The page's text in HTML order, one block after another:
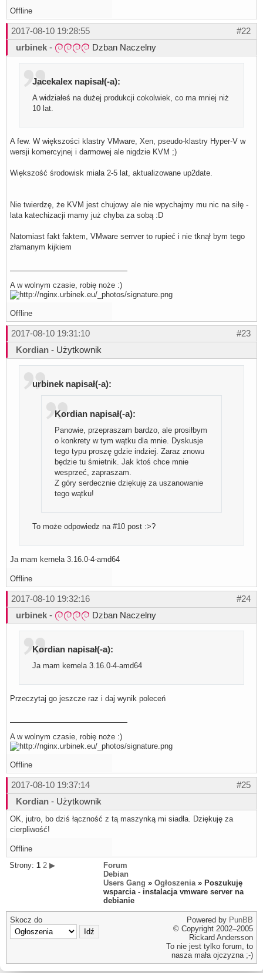
Offline
#22
2017-08-10 19:28:55
urbinek - Dzban Naczelny
Jacekalex napisał(-a):
A widziałeś na dużej produkcji cokolwiek, co ma mniej niż
10 lat.
A few. W większości klastry VMware, Xen, pseudo-klastry Hyper-V w
wersji komercyjnej i darmowej ale nigdzie KVM ;)
Większość środowisk miała 2-5 lat, aktualizowane up2date.
Nie twierdzę, że KVM jest chujowy ale nie wpychajmy mu nic na siłę -
lata katechizacji mamy już chyba za sobą :D
Natomiast fakt faktem, VMware serrver to rupieć i nie tknął bym tego
złamanym kijkiem
A w wolnym czasie, robię noże :)
Offline
#23
2017-08-10 19:31:10
Kordian - Użytkownik
urbinek napisał(-a):
Kordian napisał(-a):
Panowie, przepraszam bardzo, ale prosiłbym
o konkrety w tym wątku dla mnie. Dyskusje
tego typu proszę gdzie indziej. Zaraz znowu
będzie tu śmietnik. Jak ktoś chce mnie
wesprzeć, zapraszam.
Z góry serdecznie dziękuję za uszanowanie
tego wątku!
To może odpowiedz na #10 post :>?
Ja mam kernela 3.16.0-4-amd64
Offline
#24
2017-08-10 19:32:16
urbinek - Dzban Naczelny
Kordian napisał(-a):
Ja mam kernela 3.16.0-4-amd64
Przeczytaj go jeszcze raz i daj wynik poleceń
A w wolnym czasie, robię noże :)
Offline
#25
2017-08-10 19:37:14
Kordian - Użytkownik
OK, jutro, bo dziś łączność z tą maszynką mi siadła. Dziękuję za
cierpliwość!
Offline
Strony: 1 2 ▶
Forum
Debian
Users Gang » Ogłoszenia » Poszukuję
wsparcia - instalacja vmware server na
debianie
Skocz do Powered by PunBB
© Copyright 2002–2005
Rickard Andersson
To nie jest tylko forum, to
nasza mała ojczyzna ;-)